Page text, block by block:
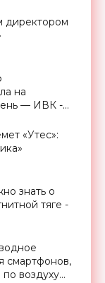
директором
2021» -
на
— ИВК -
«Утес»:
знать о
тяге -
смартфонов,
по воздуху